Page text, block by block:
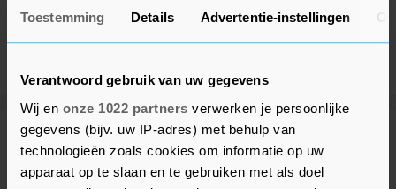
Toestemming Details Advertentie-instellingen
Verantwoord gebruik van uw gegevens
Wij en onze 1022 partners verwerken je persoonlijke
gegevens (bijv. uw IP-adres) met behulp van
technologieën zoals cookies om informatie op uw
apparaat op te slaan en te gebruiken met als doel
Meer uit Beveland